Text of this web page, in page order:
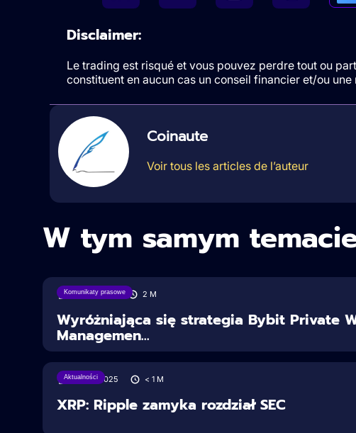
Disclaimer:
Le trading est risqué et vous pouvez perdre tout ou
constituent en aucun cas un conseil financier et/ou
Coinaute
Voir tous les articles de l’auteur
W tym samym
Komunikaty prasowe
18/08/2025 2 M
Wyróżniająca się strategia Bybit Private
Managemen...
Aktualności
28/06/2025 < 1 M
XRP: Ripple zamyka rozdział SEC